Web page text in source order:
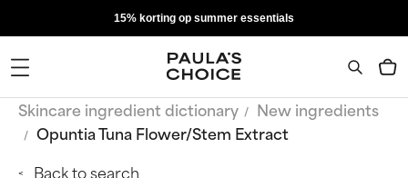
15% korting op summer essentials
Skincare ingredient dictionary
New ingredients
Opuntia Tuna Flower/Stem Extract
Back to search